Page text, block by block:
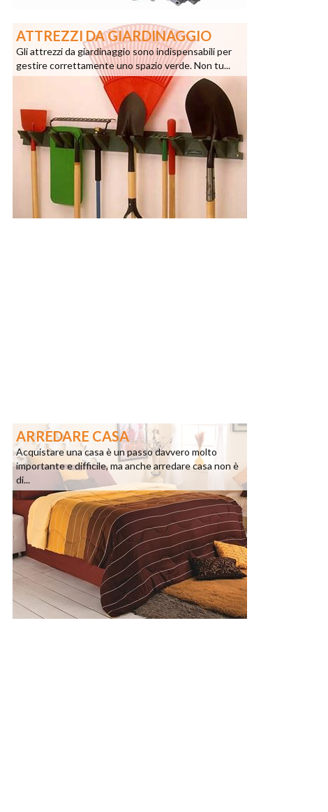
ATTREZZI DA GIARDINAGGIO
Gli attrezzi da giardinaggio sono indispensabili per
gestire correttamente uno spazio verde. Non tu...
ARREDARE CASA
Acquistare una casa è un passo davvero molto
importante e difficile, ma anche arredare casa non è
di...